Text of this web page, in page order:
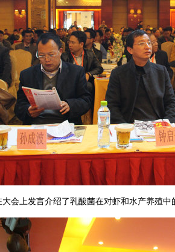
大会上发言介绍了乳酸菌在对虾和水产养殖